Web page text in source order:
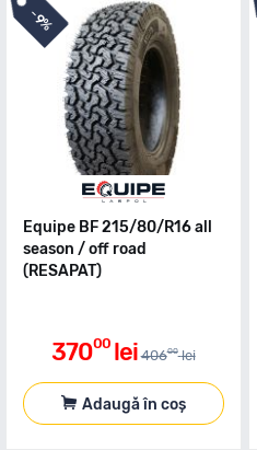
-
9%
Equipe BF 215/80/R16 all
season / off road
(RESAPAT)
37000 lei 40600 lei
Adaugă în coș